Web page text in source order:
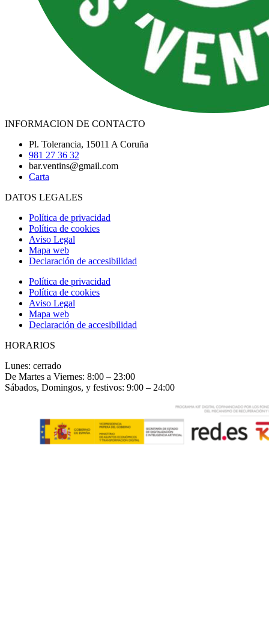
INFORMACION DE CONTACTO
Pl. Tolerancia, 15011 A Coruña
981 27 36 32
bar.ventins@gmail.com
Carta
DATOS LEGALES
Política de privacidad
Política de cookies
Aviso Legal
Mapa web
Declaración de accesibilidad
Política de privacidad
Política de cookies
Aviso Legal
Mapa web
Declaración de accesibilidad
HORARIOS
Lunes: cerrado
De Martes a Viernes: 8:00 – 23:00
Sábados, Domingos, y festivos: 9:00 – 24:00